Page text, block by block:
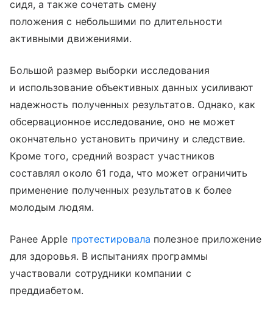
сидя, а также сочетать смену
положения с небольшими по длительности
активными движениями.
Большой размер выборки исследования
и использование объективных данных усиливают
надежность полученных результатов. Однако, как
обсервационное исследование, оно не может
окончательно установить причину и следствие.
Кроме того, средний возраст участников
составлял около 61 года, что может ограничить
применение полученных результатов к более
молодым людям.
Ранее Apple протестировала полезное приложение
для здоровья. В испытаниях программы
участвовали сотрудники компании с
преддиабетом.